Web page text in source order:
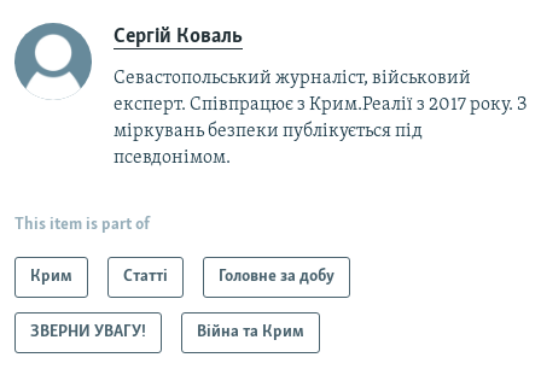
Сергій Коваль
Севастопольський журналіст, військовий
експерт. Співпрацює з Крим.Реалії з 2017 року. З
міркувань безпеки публікується під
псевдонімом.
This item is part of
Крим Статті Головне за добу
ЗВЕРНИ УВАГУ! Війна та Крим